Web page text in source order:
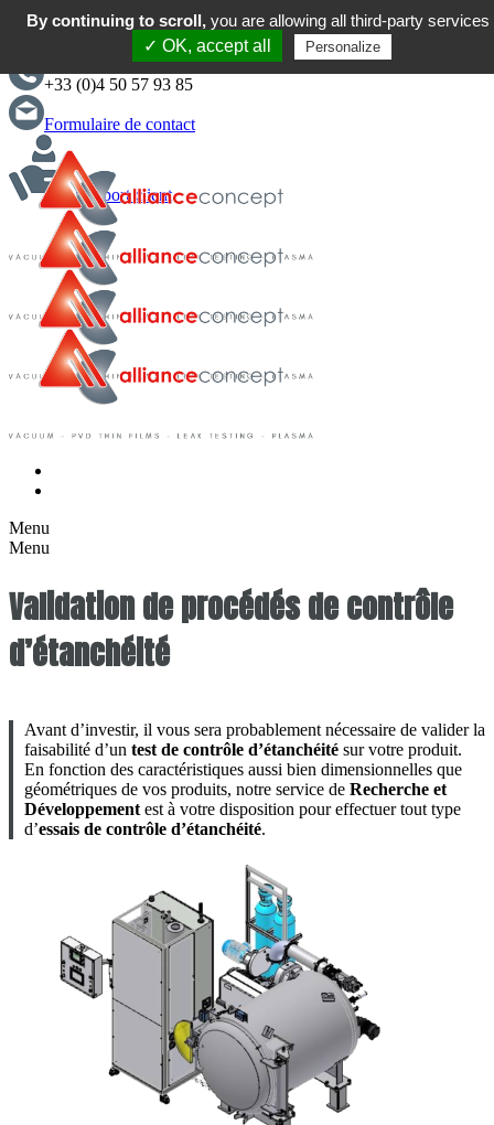
English
+33 (0)4 50 57 93 85
Formulaire de contact
Support client
Menu
Menu
Validation de procédés de contrôle
d’étanchéité
Avant d’investir, il vous sera probablement nécessaire de valider la
faisabilité d’un test de contrôle d’étanchéité sur votre produit.
En fonction des caractéristiques aussi bien dimensionnelles que
géométriques de vos produits, notre service de Recherche et
Développement est à votre disposition pour effectuer tout type
d’essais de contrôle d’étanchéité.
By continuing to scroll, you are allowing all third-party services
✓ OK, accept all
Personalize